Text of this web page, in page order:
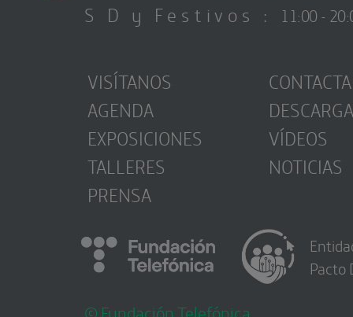
S D y Festivos : 11:00 -
VISÍTANOS
AGENDA
EXPOSICIONES
TALLERES
PRENSA
CONTACTA
VÍDEOS
NOTICIAS
Pacto